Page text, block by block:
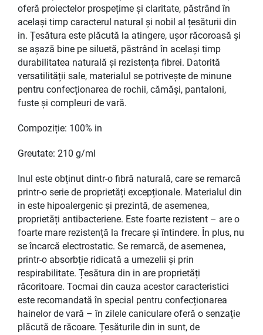
oferă proiectelor prospețime și claritate, păstrând în
același timp caracterul natural și nobil al țesăturii din
in. Țesătura este plăcută la atingere, ușor răcoroasă și
se așază bine pe siluetă, păstrând în același timp
durabilitatea naturală și rezistența fibrei. Datorită
versatilității sale, materialul se potrivește de minune
pentru confecționarea de rochii, cămăși, pantaloni,
fuste și compleuri de vară.
Compoziție: 100% in
Greutate: 210 g/ml
Inul este obținut dintr-o fibră naturală, care se remarcă
printr-o serie de proprietăți excepționale. Materialul din
in este hipoalergenic și prezintă, de asemenea,
proprietăți antibacteriene. Este foarte rezistent – are o
foarte mare rezistență la frecare și întindere. În plus, nu
se încarcă electrostatic. Se remarcă, de asemenea,
printr-o absorbție ridicată a umezelii și prin
respirabilitate. Țesătura din in are proprietăți
răcoritoare. Tocmai din cauza acestor caracteristici
este recomandată în special pentru confecționarea
hainelor de vară – în zilele caniculare oferă o senzație
plăcută de răcoare. Țesăturile din in sunt, de